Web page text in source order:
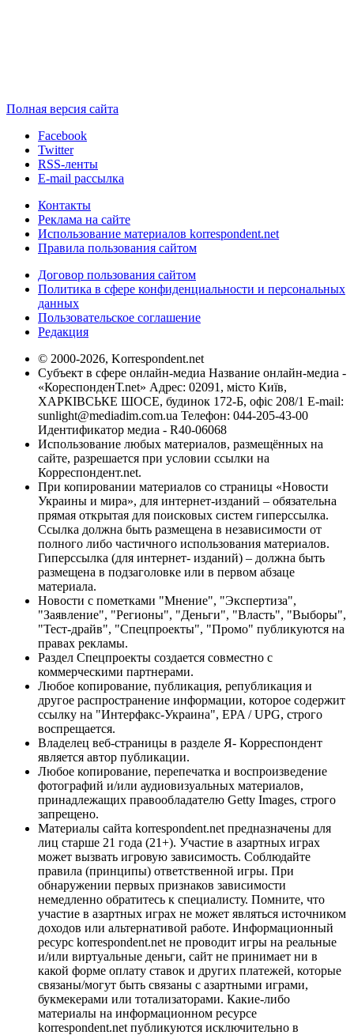
Полная версия сайта
Facebook
Twitter
RSS-ленты
E-mail рассылка
Контакты
Реклама на сайте
Использование материалов korrespondent.net
Правила пользования сайтом
Договор пользования сайтом
Политика в сфере конфиденциальности и персональных
данных
Пользовательское соглашение
Редакция
© 2000-2026, Korrespondent.net
Субъект в сфере онлайн-медиа Название онлайн-медиа -
«КореспонденТ.net» Адрес: 02091, місто Київ,
ХАРКІВСЬКЕ ШОСЕ, будинок 172-Б, офіс 208/1 E-mail:
sunlight@mediadim.com.ua Телефон: 044-205-43-00
Идентификатор медиа - R40-06068
Использование любых материалов, размещённых на
сайте, разрешается при условии ссылки на
Корреспондент.net.
При копировании материалов со страницы «Новости
Украины и мира», для интернет-изданий – обязательна
прямая открытая для поисковых систем гиперссылка.
Ссылка должна быть размещена в независимости от
полного либо частичного использования материалов.
Гиперссылка (для интернет- изданий) – должна быть
размещена в подзаголовке или в первом абзаце
материала.
Новости с пометками "Мнение", "Экспертиза",
"Заявление", "Регионы", "Деньги", "Власть", "Выборы",
"Тест-драйв", "Спецпроекты", "Промо" публикуются на
правах рекламы.
Раздел Спецпроекты создается совместно с
коммерческими партнерами.
Любое копирование, публикация, републикация и
другое распространение информации, которое содержит
ссылку на "Интерфакс-Украина", EPA / UPG, строго
воспрещается.
Владелец веб-страницы в разделе Я- Корреспондент
является автор публикации.
Любое копирование, перепечатка и воспроизведение
фотографий и/или аудиовизуальных материалов,
принадлежащих правообладателю Getty Images, строго
запрещено.
Материалы сайта korrespondent.net предназначены для
лиц старше 21 года (21+). Участие в азартных играх
может вызвать игровую зависимость. Соблюдайте
правила (принципы) ответственной игры. При
обнаружении первых признаков зависимости
немедленно обратитесь к специалисту. Помните, что
участие в азартных играх не может являться источником
доходов или альтернативой работе. Информационный
ресурс korrespondent.net не проводит игры на реальные
и/или виртуальные деньги, сайт не принимает ни в
какой форме оплату ставок и других платежей, которые
связаны/могут быть связаны с азартными играми,
букмекерами или тотализаторами. Какие-либо
материалы на информационном ресурсе
korrespondent.net публикуются исключительно в